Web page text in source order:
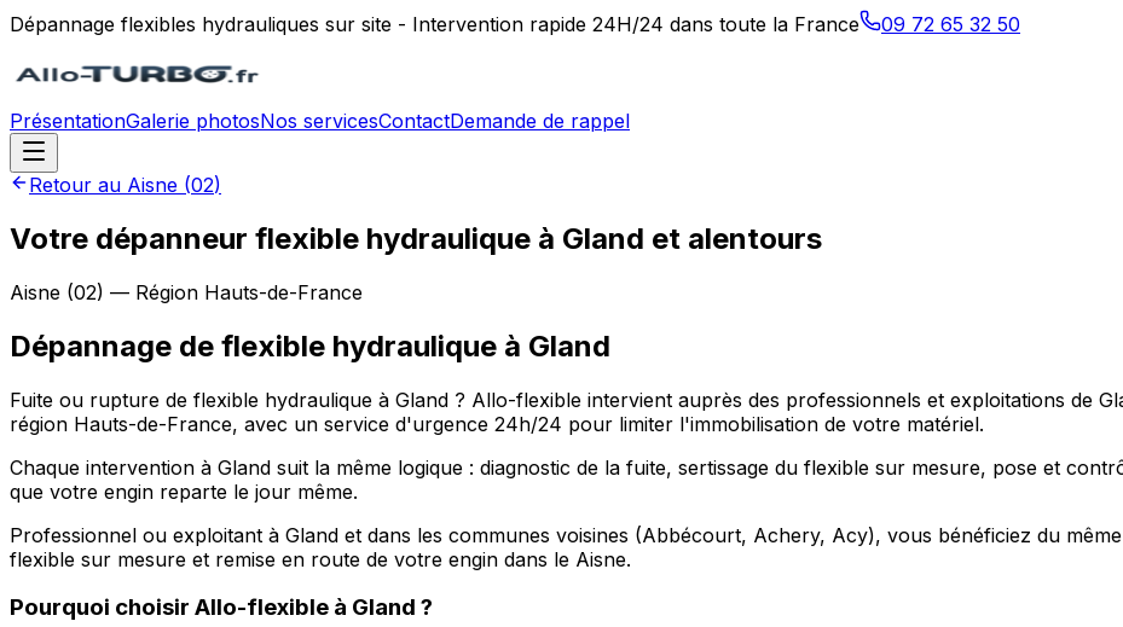
Dépannage flexibles hydrauliques sur site - Intervention rapide 24H/24 dans toute la France 09 72 65 32 50
PrésentationGalerie photosNos servicesContactDemande de rappel
Retour au Aisne (02)
Votre dépanneur flexible hydraulique à Gland et alentours
Aisne (02) — Région Hauts-de-France
Dépannage de flexible hydraulique à Gland
Fuite ou rupture de flexible hydraulique à Gland ? Allo-flexible intervient auprès des professionnels et exploitations de
région Hauts-de-France, avec un service d'urgence 24h/24 pour limiter l'immobilisation de votre matériel.
Chaque intervention à Gland suit la même logique : diagnostic de la fuite, sertissage du flexible sur mesure, pose et
que votre engin reparte le jour même.
Professionnel ou exploitant à Gland et dans les communes voisines (Abbécourt, Achery, Acy), vous bénéficiez du
flexible sur mesure et remise en route de votre engin dans le Aisne.
Pourquoi choisir Allo-flexible à Gland ?